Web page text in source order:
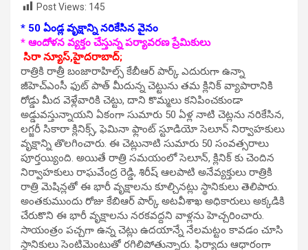
Post Views: 145
* 50 ఏండ్ల వృక్షాన్ని నరికేసిన వైనం
* ఆందోళన వ్యక్తం చేస్తున్న పర్యావరణ ప్రేమికులు
సిరా న్యూస్,హైదరాబాద్;
రాత్రికి రాత్రీ బంజారాహిల్స్ కేబీఆర్ పార్క్ ఎదురుగా ఉన్నా
జీహెచ్ఎంసీ ఫుట్ పాత్ మీదున్న చెట్టును తమ క్లినిక్ వ్యాపారానికి
రోడ్డు మీద వెళ్లేవారికి చెట్టు, దాని కొమ్మలు కనిపించకుండా
అడ్డువస్తున్నాయని ఏకంగా సుమారు 50 ఏళ్ల నాటి చెట్లను నరికేసిన,
లగ్జరీ సికారా క్లినిక్స్, ఫెమినా ఫ్లాంట్ స్టూడియో సెలూన్ నిర్వాహకులు
వృక్షాన్ని తొలగించారు. ఈ చెట్లునాటి సుమారు 50 సంవత్సరాలు
పూర్తయ్యింది. అయితే రాత్రి సమయంలో సెలూన్, క్లినిక్ కు చెందిన
నిర్వాహకులు రాఘవేంద్ర రెడ్డి, శిరీష్ ఆలపాటి అనేవ్యక్తులు రాత్రికి
రాత్రి మెషిన్లతో ఈ భారీ వృక్షాలను కూల్చినట్లు స్థానికులు తెలిపారు.
అంతకుముందు రోజు కేబిఆర్ పార్క్ అటవీశాఖ అధికారులు అక్కడికి
చేరుకొని ఈ భారీ వృక్షాలను నరకవద్దని వాళ్లను హెచ్చరించారు.
సాయంత్రం పచ్చగా ఉన్న చెట్లు ఉదయాన్నే నేలమట్టం కావడం చూసి
స్థానికులు సెంటిమెంటుతో రగిలిపోతున్నారు. ఫిర్యాదు ఆధారంగా